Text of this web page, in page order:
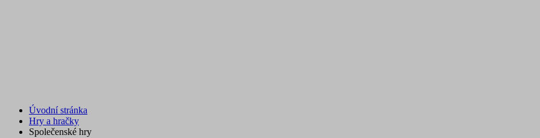
Úvodní stránka
Hry a hračky
Společenské hry